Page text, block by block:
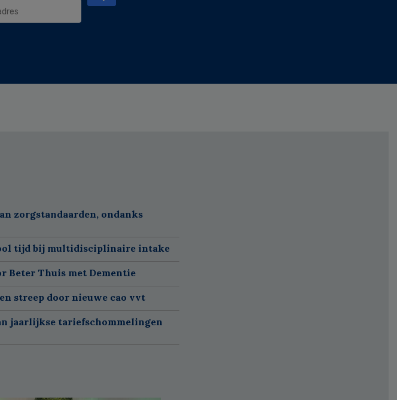
zorgstandaarden, ondanks
tijd bij multidisciplinaire intake
Beter Thuis met Dementie
streep door nieuwe cao vvt
jaarlijkse tariefschommelingen